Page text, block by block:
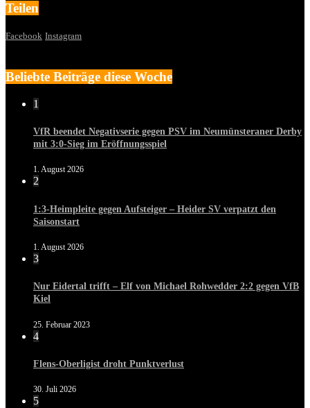
Teilen
Facebook Instagram
Beliebte Beiträge diese Woche
1
VfR beendet Negativserie gegen PSV im Neumünsteraner Derby
mit 3:0-Sieg im Eröffnungsspiel
1. August 2026
2
1:3-Heimpleite gegen Aufsteiger – Heider SV verpatzt den
Saisonstart
1. August 2026
3
Nur Eidertal trifft – Elf von Michael Rohwedder 2:2 gegen VfB
Kiel
25. Februar 2023
4
Flens-Oberligist droht Punktverlust
30. Juli 2026
5